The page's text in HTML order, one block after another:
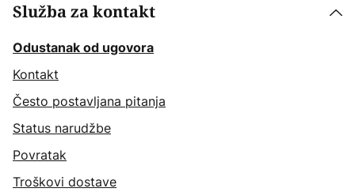
Služba za kontakt
Odustanak od ugovora
Kontakt
Često postavljana pitanja
Status narudžbe
Povratak
Troškovi dostave